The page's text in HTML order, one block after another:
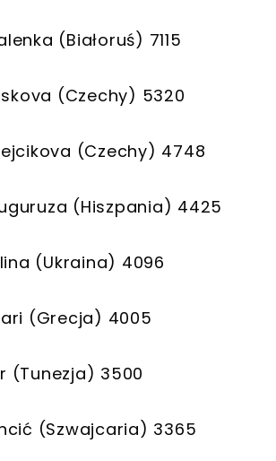
(Białoruś) 7115
(Czechy) 5320
(Czechy) 4748
(Hiszpania) 4425
(Ukraina) 4096
(Grecja) 4005
(Tunezja) 3500
(Szwajcaria) 3365